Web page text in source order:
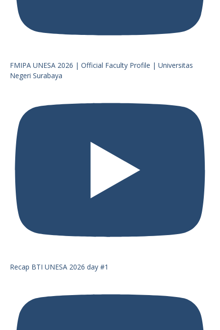
FMIPA UNESA 2026 | Official Faculty Profile | Universitas
Negeri Surabaya
Recap BTI UNESA 2026 day #1